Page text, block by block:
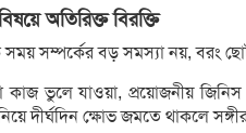
অতিরিক্ত বিরক্তি
সম্পর্কের বড় সমস্যা নয়, বরং
ভুলে যাওয়া, প্রয়োজনীয় জিনিস
দীর্ঘদিন ক্ষোভ জমতে থাকলে